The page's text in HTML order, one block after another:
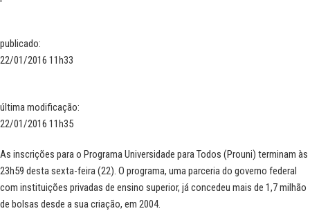
publicado:
22/01/2016 11h33
última modificação:
22/01/2016 11h35
As inscrições para o Programa Universidade para Todos (Prouni) terminam às
23h59 desta sexta-feira (22). O programa, uma parceria do governo federal
com instituições privadas de ensino superior, já concedeu mais de 1,7 milhão
de bolsas desde a sua criação, em 2004.